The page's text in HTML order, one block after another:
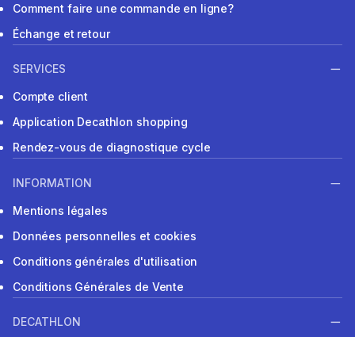
Comment faire une commande en ligne?
Échange et retour
SERVICES
Compte client
Application Decathlon shopping
Rendez-vous de diagnostique cycle
INFORMATION
Mentions légales
Données personnelles et cookies
Conditions générales d'utilisation
Conditions Générales de Vente
DECATHLON